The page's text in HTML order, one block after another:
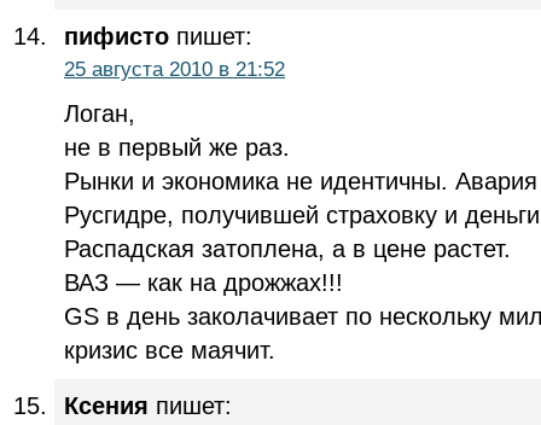
пифисто пишет:
25 августа 2010 в 21:52
Логан,
не в первый же раз.
Рынки и экономика не идентичны.
Русгидре, получившей страховку и
Распадская затоплена, а в цене растет.
ВАЗ — как на дрожжах!!!
GS в день заколачивает по нескольку
кризис все маячит.
Ксения пишет: